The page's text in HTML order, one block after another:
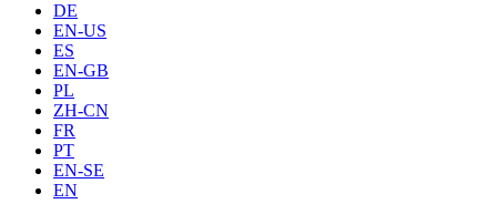
DE
EN-US
ES
EN-GB
PL
ZH-CN
FR
PT
EN-SE
EN